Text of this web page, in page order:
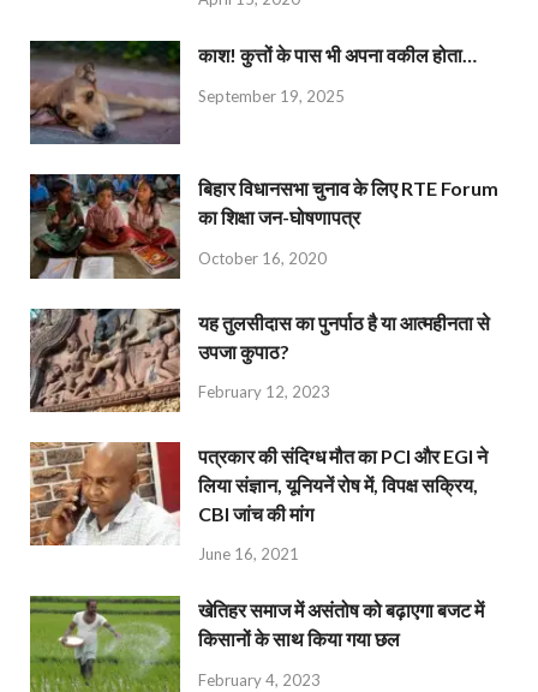
काश! कुत्तों के पास भी अपना वकील होता…
September 19, 2025
बिहार विधानसभा चुनाव के लिए RTE Forum
का शिक्षा जन-घोषणापत्र
October 16, 2020
यह तुलसीदास का पुनर्पाठ है या आत्महीनता से
उपजा कुपाठ?
February 12, 2023
पत्रकार की संदिग्ध मौत का PCI और EGI ने
लिया संज्ञान, यूनियनें रोष में, विपक्ष सक्रिय,
CBI जांच की मांग
June 16, 2021
खेतिहर समाज में असंतोष को बढ़ाएगा बजट में
किसानों के साथ किया गया छल
February 4, 2023